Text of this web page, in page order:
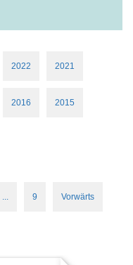
2022 2021
2016 2015
... 9 Vorwärts